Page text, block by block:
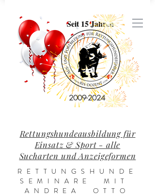
Seit 15 Jahren
2009-2024
Rettungshundeausbildung für
Einsatz & Sport - alle
Sucharten und Anzeigeformen
RETTUNGSHUNDE
SEMINARE MIT
ANDREA OTTO